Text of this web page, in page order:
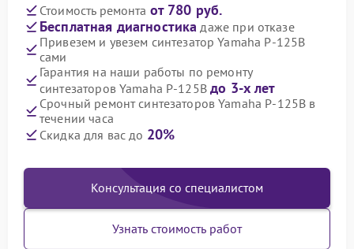
Стоимость ремонта от 780 руб.
Бесплатная диагностика даже при отказе
Привезем и увезем синтезатор Yamaha P-125B
сами
Гарантия на наши работы по ремонту
синтезаторов Yamaha P-125Bдо 3-х лет
Срочный ремонт синтезаторов Yamaha P-125B в
течении часа
Скидка для вас до 20%
Консультация со специалистом
Узнать стоимость работ